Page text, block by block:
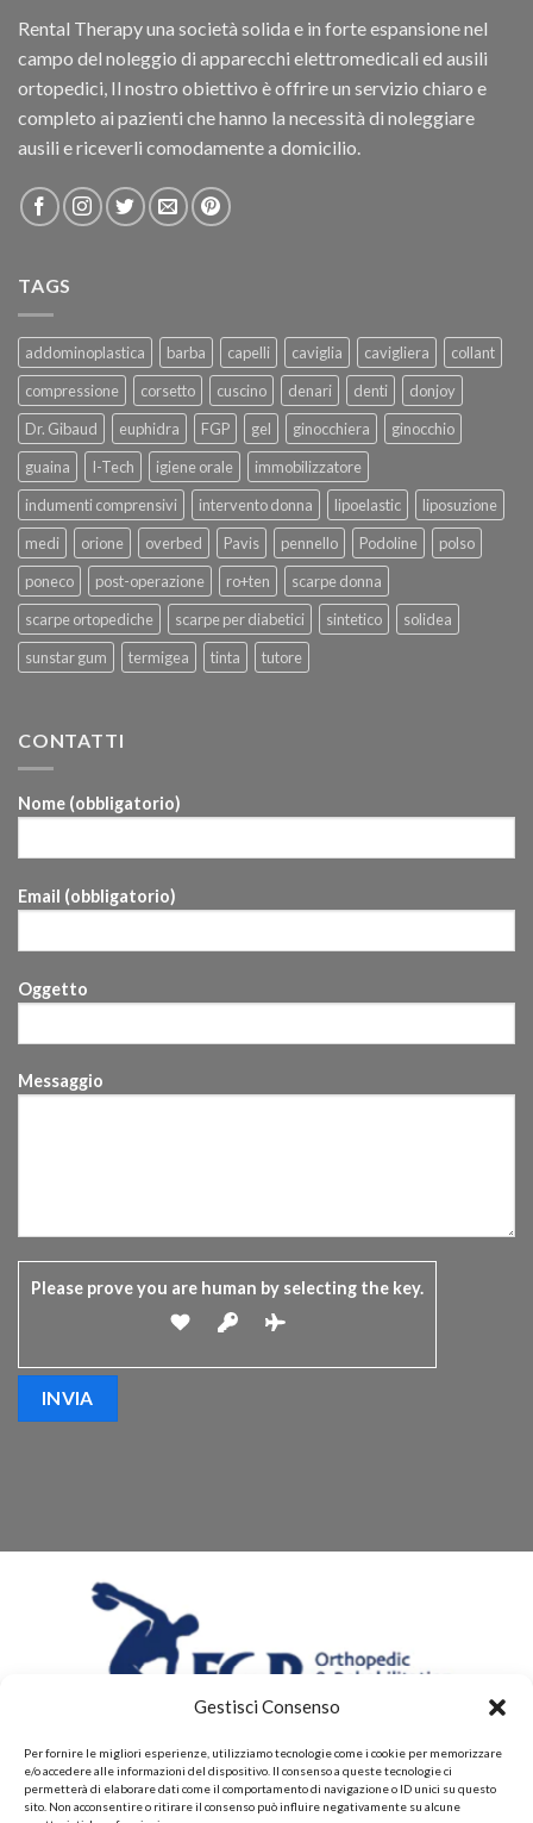
Gestisci Consenso
Per fornire le migliori esperienze, utilizziamo tecnologie come i cookie per memorizzare
e/o accedere alle informazioni del dispositivo. Il consenso a queste tecnologie ci
permetterà di elaborare dati come il comportamento di navigazione o ID unici su questo
sito. Non acconsentire o ritirare il consenso può influire negativamente su alcune
Rental Therapy una società solida e in forte espansione nel
campo del noleggio di apparecchi elettromedicali ed ausili
ortopedici, Il nostro obiettivo è offrire un servizio chiaro e
completo ai pazienti che hanno la necessità di noleggiare
ausili e riceverli comodamente a domicilio.
TAGS
addominoplastica barba capelli caviglia cavigliera
collant
compressione
corsetto cuscino denari denti
donjoy
Dr. Gibaud
euphidra FGP gel ginocchiera
ginocchio
guaina
I-Tech igiene orale
immobilizzatore
indumenti comprensivi
intervento donna lipoelastic
liposuzione
medi
orione overbed Pavis pennello Podoline
polso
poneco
post-operazione ro+ten
scarpe donna
scarpe ortopediche
scarpe per diabetici sintetico
solidea
sunstar gum
termigea tinta tutore
CONTATTI
Nome (obbligatorio)
Email (obbligatorio)
Oggetto
Messaggio
Please prove you are human by selecting the key.